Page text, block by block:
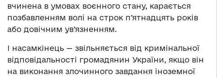
вчинена в умовах воєнного стану, карається
позбавленням волі на строк п’ятнадцять років
або довічним ув’язненням.
І насамкінець — звільняється від кримінальної
відповідальності громадянин України, якщо він
на виконання злочинного завдання іноземної